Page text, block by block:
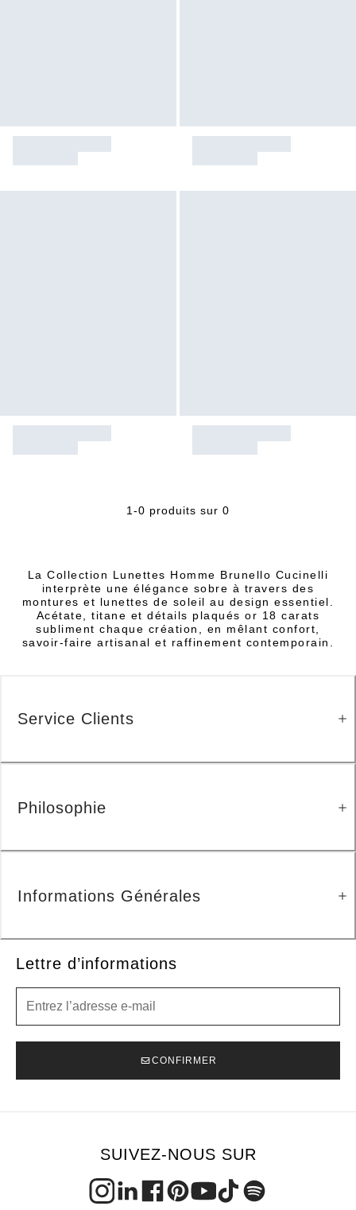
1-0 produits sur 0
La Collection Lunettes Homme Brunello Cucinelli
interprète une élégance sobre à travers des
montures et lunettes de soleil au design essentiel.
Acétate, titane et détails plaqués or 18 carats
subliment chaque création, en mêlant confort,
savoir-faire artisanal et raffinement contemporain.
Lettre d’informations
CONFIRMER
Service Clients
Philosophie
Informations Générales
SUIVEZ-NOUS SUR